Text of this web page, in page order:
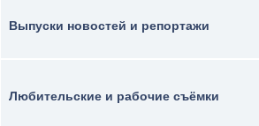
Выпуски новостей и репортажи
Любительские и рабочие съёмки